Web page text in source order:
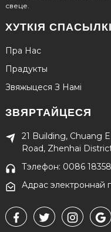
свеце.
ХУТКІЯ СПАСЫЛКІ
Пра Нас
Прадукты
Звяжыцеся З Намі
ЗВЯРТАЙЦЕСЯ
21 Building, Chuang
Road, Zhenhai
Тэлефон: 0086
Адрас электроннай